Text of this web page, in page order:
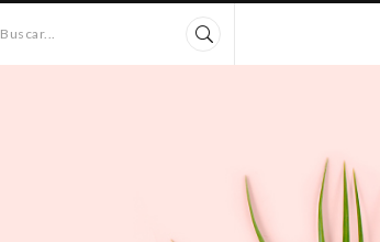
Buscar...